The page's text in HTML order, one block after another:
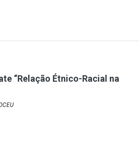
“Relação Étnico-Racial na